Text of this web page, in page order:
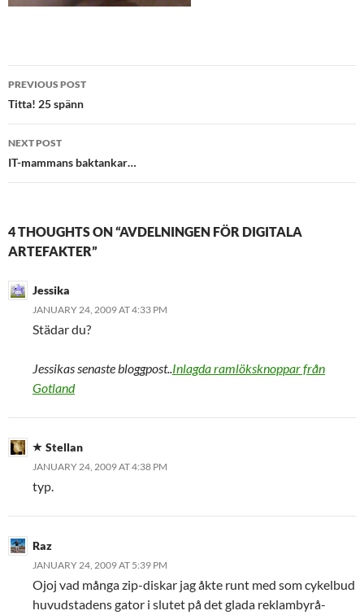
Post
navigation
PREVIOUS POST
Titta! 25 spänn
NEXT POST
IT-mammans baktankar…
4 THOUGHTS ON “AVDELNINGEN FÖR DIGITALA
ARTEFAKTER”
Jessika
JANUARY 24, 2009 AT 4:33 PM
Städar du?
Jessikas senaste bloggpost..Inlagda ramlöksknoppar från
Gotland
Stellan
JANUARY 24, 2009 AT 4:38 PM
typ.
Raz
JANUARY 24, 2009 AT 5:39 PM
Ojoj vad många zip-diskar jag åkte runt med som cykelbud
huvudstadens gator i slutet på det glada reklambyrå-